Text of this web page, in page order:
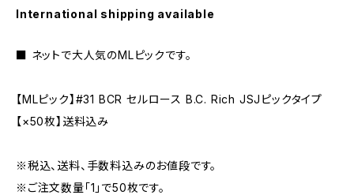
International shipping available
■ ネットで大人気のMLピックです。
【MLピック】#31 BCR セルロース B.C. Rich JSJピックタイプ
【×50枚】送料込み
※税込、送料、手数料込みのお値段です。
※ご注文数量「1」で50枚です。